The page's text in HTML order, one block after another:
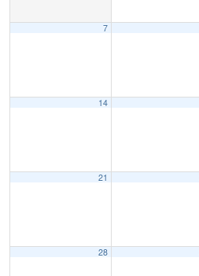
7
14
21
28
3:00 AM